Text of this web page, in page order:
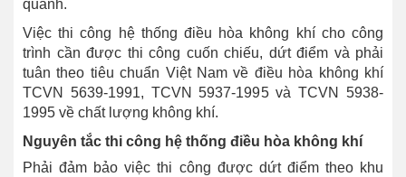
quanh.
Việc thi công hệ thống điều hòa không khí cho công
trình cần được thi công cuốn chiếu, dứt điểm và phải
tuân theo tiêu chuẩn Việt Nam về điều hòa không khí
TCVN 5639-1991, TCVN 5937-1995 và TCVN 5938-
1995 về chất lượng không khí.
Nguyên tắc thi công hệ thống điều hòa không khí
Phải đảm bảo việc thi công được dứt điểm theo khu